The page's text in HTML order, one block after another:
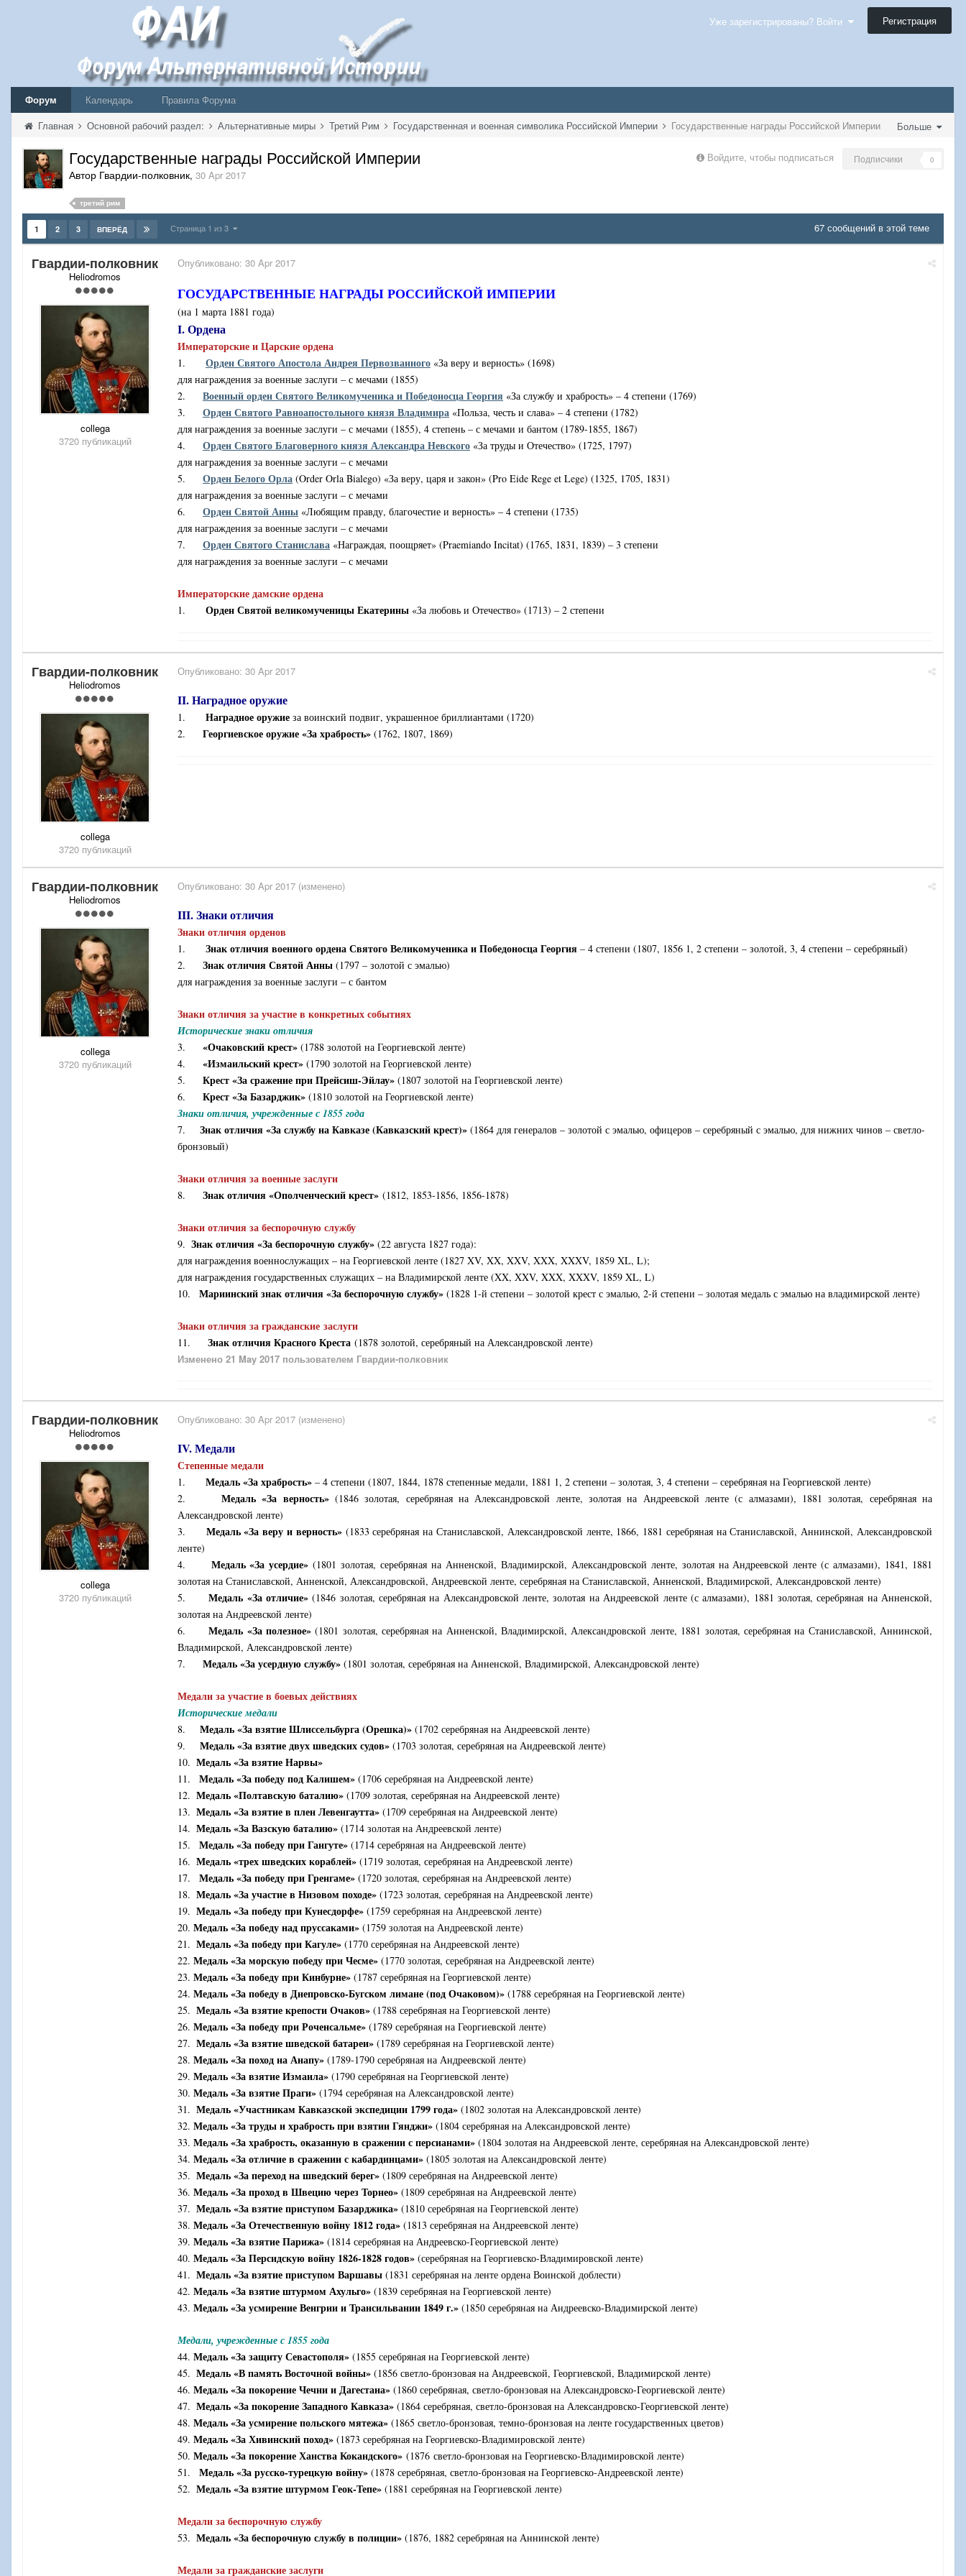
Уже зарегистрированы? Войти Регистрация
Форум Календарь
Правила Форума
Больше
Главная Основной рабочий раздел: Альтернативные миры Третий Рим Государственная и военная символика Российской Империи Государственные награды Российской Империи
Войдите, чтобы подписаться Подписчики 0
Государственные награды Российской Империи
Автор Гвардии-полковник, 30 Apr 2017
третий рим
67 сообщений в этой теме
1 2 3 ВПЕРЁД Страница 1 из 3
Гвардии-полковник
Heliodromos
collega
3720 публикаций
Опубликовано: 30 Apr 2017
ГОСУДАРСТВЕННЫЕ НАГРАДЫ РОССИЙСКОЙ ИМПЕРИИ
(на 1 марта 1881 года)
I. Ордена
Императорские и Царские ордена
1. Орден Святого Апостола Андрея Первозванного «За веру и верность» (1698)
для награждения за военные заслуги – с мечами (1855)
2.
Военный орден Святого Великомученика и Победоносца Георгия «За службу и храбрость» – 4 степени (1769)
3.
Орден Святого Равноапостольного князя Владимира «Польза, честь и слава» – 4 степени (1782)
для награждения за военные заслуги – с мечами (1855), 4 степень – с мечами и бантом (1789-1855, 1867)
4.
Орден Святого Благоверного князя Александра Невского «За труды и Отечество» (1725, 1797)
для награждения за военные заслуги – с мечами
5.
Орден Белого Орла (Order Orla Bialego) «За веру, царя и закон» (Pro Eide Rege et Lege) (1325, 1705, 1831)
для награждения за военные заслуги – с мечами
6.
Орден Святой Анны «Любящим правду, благочестие и верность» – 4 степени (1735)
для награждения за военные заслуги – с мечами
7.
Орден Святого Станислава «Награждая, поощряет» (Praemiando Incitat) (1765, 1831, 1839) – 3 степени
для награждения за военные заслуги – с мечами
Императорские дамские ордена
1. Орден Святой великомученицы Екатерины «За любовь и Отечество» (1713) – 2 степени
Гвардии-полковник
Heliodromos
collega
3720 публикаций
Опубликовано: 30 Apr 2017
II. Наградное оружие
1. Наградное оружие за воинский подвиг, украшенное бриллиантами (1720)
2.
Георгиевское оружие «За храбрость» (1762, 1807, 1869)
Гвардии-полковник
Heliodromos
collega
3720 публикаций
Опубликовано: 30 Apr 2017 (изменено)
III. Знаки отличия
Знаки отличия орденов
1. Знак отличия военного ордена Святого Великомученика и Победоносца Георгия – 4 степени (1807, 1856 1, 2 степени – золотой, 3, 4 степени – серебряный)
2.
Знак отличия Святой Анны (1797 – золотой с эмалью)
для награждения за военные заслуги – с бантом
Знаки отличия за участие в конкретных событиях
Исторические знаки отличия
3. «Очаковский крест» (1788 золотой на Георгиевской ленте)
4.
«Измаильский крест» (1790 золотой на Георгиевской ленте)
5.
Крест «За сражение при Прейсиш-Эйлау» (1807 золотой на Георгиевской ленте)
6.
Крест «За Базарджик» (1810 золотой на Георгиевской ленте)
Знаки отличия, учрежденные с 1855 года
7. Знак отличия «За службу на Кавказе (Кавказский крест)» (1864 для генералов – золотой с эмалью, офицеров – серебряный с эмалью, для нижних чинов – светло-
бронзовый)
Знаки отличия за военные заслуги
8. Знак отличия «Ополченческий крест» (1812, 1853-1856, 1856-1878)
Знаки отличия за беспорочную службу
9. Знак отличия «За беспорочную службу» (22 августа 1827 года):
для награждения военнослужащих – на Георгиевской ленте (1827 XV, XX, XXV, XXX, XXXV, 1859 XL, L);
для награждения государственных служащих – на Владимирской ленте (XX, XXV, XXX, XXXV, 1859 XL, L)
10.
Мариинский знак отличия «За беспорочную службу» (1828 1-й степени – золотой крест с эмалью, 2-й степени – золотая медаль с эмалью на владимирской ленте)
Знаки отличия за гражданские заслуги
11. Знак отличия Красного Креста (1878 золотой, серебряный на Александровской ленте)
Изменено 21 May 2017 пользователем Гвардии-полковник
Гвардии-полковник
Heliodromos
collega
3720 публикаций
Опубликовано: 30 Apr 2017 (изменено)
IV. Медали
Степенные медали
1. Медаль «За храбрость» – 4 степени (1807, 1844, 1878 степенные медали, 1881 1, 2 степени – золотая, 3, 4 степени – серебряная на Георгиевской ленте)
2.
Медаль «За верность»(1846 золотая, серебряная на Александровской ленте, золотая на Андреевской ленте (с алмазами), 1881 золотая, серебряная на
Александровской ленте)
3.
Медаль «За веру и верность»(1833 серебряная на Станиславской, Александровской ленте, 1866, 1881 серебряная на Станиславской, Аннинской, Александровской
ленте)
4.
Медаль «За усердие» (1801 золотая, серебряная на Анненской, Владимирской, Александровской ленте, золотая на Андреевской ленте (с алмазами), 1841, 1881
золотая на Станиславской, Анненской, Александровской, Андреевской ленте, серебряная на Станиславской, Анненской, Владимирской, Александровской ленте)
5.
Медаль «За отличие»(1846 золотая, серебряная на Александровской ленте, золотая на Андреевской ленте (с алмазами), 1881 золотая, серебряная на Анненской,
золотая на Андреевской ленте)
6.
Медаль «За полезное»(1801 золотая, серебряная на Анненской, Владимирской, Александровской ленте, 1881 золотая, серебряная на Станиславской, Аннинской,
Владимирской, Александровской ленте)
7.
Медаль «За усердную службу» (1801 золотая, серебряная на Анненской, Владимирской, Александровской ленте)
Медали за участие в боевых действиях
Исторические медали
8. Медаль «За взятие Шлиссельбурга (Орешка)» (1702 серебряная на Андреевской ленте)
9.
Медаль «За взятие двух шведских судов» (1703 золотая, серебряная на Андреевской ленте)
10. Медаль «За взятие Нарвы»
11. Медаль «За победу под Калишем» (1706 серебряная на Андреевской ленте)
12. Медаль «Полтавскую баталию» (1709 золотая, серебряная на Андреевской ленте)
13. Медаль «За взятие в плен Левенгаутта» (1709 серебряная на Андреевской ленте)
14. Медаль «За Вазскую баталию» (1714 золотая на Андреевской ленте)
15.
Медаль «За победу при Гангуте» (1714 серебряная на Андреевской ленте)
16. Медаль «трех шведских кораблей» (1719 золотая, серебряная на Андреевской ленте)
17.
Медаль «За победу при Гренгаме» (1720 золотая, серебряная на Андреевской ленте)
18. Медаль «За участие в Низовом походе» (1723 золотая, серебряная на Андреевской ленте)
19. Медаль «За победу при Кунесдорфе» (1759 серебряная на Андреевской ленте)
20. Медаль «За победу над пруссаками» (1759 золотая на Андреевской ленте)
21. Медаль «За победу при Кагуле» (1770 серебряная на Андреевской ленте)
22. Медаль «За морскую победу при Чесме» (1770 золотая, серебряная на Андреевской ленте)
23. Медаль «За победу при Кинбурне» (1787 серебряная на Георгиевской ленте)
24. Медаль «За победу в Днепровско-Бугском лимане (под Очаковом)» (1788 серебряная на Георгиевской ленте)
25. Медаль «За взятие крепости Очаков» (1788 серебряная на Георгиевской ленте)
26. Медаль «За победу при Роченсальме» (1789 серебряная на Георгиевской ленте)
27. Медаль «За взятие шведской батареи» (1789 серебряная на Георгиевской ленте)
28. Медаль «За поход на Анапу» (1789-1790 серебряная на Андреевской ленте)
29. Медаль «За взятие Измаила» (1790 серебряная на Георгиевской ленте)
30. Медаль «За взятие Праги» (1794 серебряная на Александровской ленте)
31. Медаль «Участникам Кавказской экспедиции 1799 года» (1802 золотая на Александровской ленте)
32. Медаль «За труды и храбрость при взятии Гянджи» (1804 серебряная на Александровской ленте)
33. Медаль «За храбрость, оказанную в сражении с персианами» (1804 золотая на Андреевской ленте, серебряная на Александровской ленте)
34. Медаль «За отличие в сражении с кабардинцами» (1805 золотая на Александровской ленте)
35. Медаль «За переход на шведский берег» (1809 серебряная на Андреевской ленте)
36. Медаль «За проход в Швецию через Торнео» (1809 серебряная на Андреевской ленте)
37. Медаль «За взятие приступом Базарджика» (1810 серебряная на Георгиевской ленте)
38. Медаль «За Отечественную войну 1812 года» (1813 серебряная на Андреевской ленте)
39. Медаль «За взятие Парижа» (1814 серебряная на Андреевско-Георгиевской ленте)
40. Медаль «За Персидскую войну 1826-1828 годов» (серебряная на Георгиевско-Владимировской ленте)
41. Медаль «За взятие приступом Варшавы (1831 серебряная на ленте ордена Воинской доблести)
42. Медаль «За взятие штурмом Ахульго» (1839 серебряная на Георгиевской ленте)
43. Медаль «За усмирение Венгрии и Трансильвании 1849 г.» (1850 серебряная на Андреевско-Владимирской ленте)
Медали, учрежденные с 1855 года
44. Медаль «За защиту Севастополя» (1855 серебряная на Георгиевской ленте)
45. Медаль «В память Восточной войны» (1856 светло-бронзовая на Андреевской, Георгиевской, Владимирской ленте)
46. Медаль «За покорение Чечни и Дагестана» (1860 серебряная, светло-бронзовая на Александровско-Георгиевской ленте)
47. Медаль «За покорение Западного Кавказа» (1864 серебряная, светло-бронзовая на Александровско-Георгиевской ленте)
48. Медаль «За усмирение польского мятежа» (1865 светло-бронзовая, темно-бронзовая на ленте государственных цветов)
49. Медаль «За Хивинский поход» (1873 серебряная на Георгиевско-Владимировской ленте)
50. Медаль«За покорение Ханства Кокандского» (1876 светло-бронзовая на Георгиевско-Владимировской ленте)
51.
Медаль «За русско-турецкую войну» (1878 серебряная, светло-бронзовая на Георгиевско-Андреевской ленте)
52. Медаль «За взятие штурмом Геок-Тепе» (1881 серебряная на Георгиевской ленте)
Медали за беспорочную службу
53. Медаль «За беспорочную службу в полиции» (1876, 1882 серебряная на Аннинской ленте)
Медали за гражданские заслуги